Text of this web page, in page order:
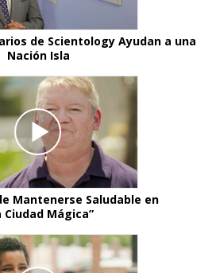
de Scientology Ayudan a una
Nación Isla
Mantenerse Saludable en
Ciudad Mágica”